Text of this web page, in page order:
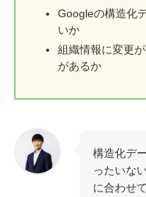
Googleの構造化
いか
組織情報に変更
があるか
構造化デ
ったいな
に合わせ